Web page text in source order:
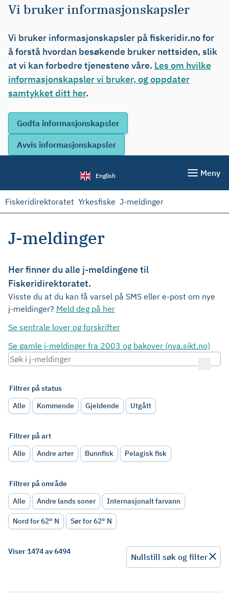
Vi bruker informasjonskapsler
Vi bruker informasjonskapsler på fiskeridir.no for
å forstå hvordan besøkende bruker nettsiden, slik
at vi kan forbedre tjenestene våre. Les om hvilke
informasjonskapsler vi bruker, og oppdater
samtykket ditt her.
English Meny
Fiskeridirektoratet Yrkesfiske J-meldinger
J-meldinger
Her finner du alle j-meldingene til
Fiskeridirektoratet.
Visste du at du kan få varsel på SMS eller e-post om nye
j-meldinger? Meld deg på her
Se sentrale lover og forskrifter
Se gamle j-meldinger fra 2003 og bakover (nva.sikt.no)
Filtrer på status
Alle
Kommende Gjeldende Utgått
Filtrer på art
Alle
Andre arter Bunnfisk Pelagisk fisk
Filtrer på område
Alle
Andre lands soner Internasjonalt farvann
Nord for 62° N Sør for 62° N
Viser 1474 av 6494
Nullstill søk og filter